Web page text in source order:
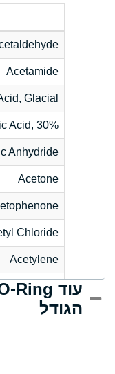
Acetamide
Glacial
Acid, 30%
Anhydride
Acetone
Chloride
Acetylene
Adipic Acidהגודל